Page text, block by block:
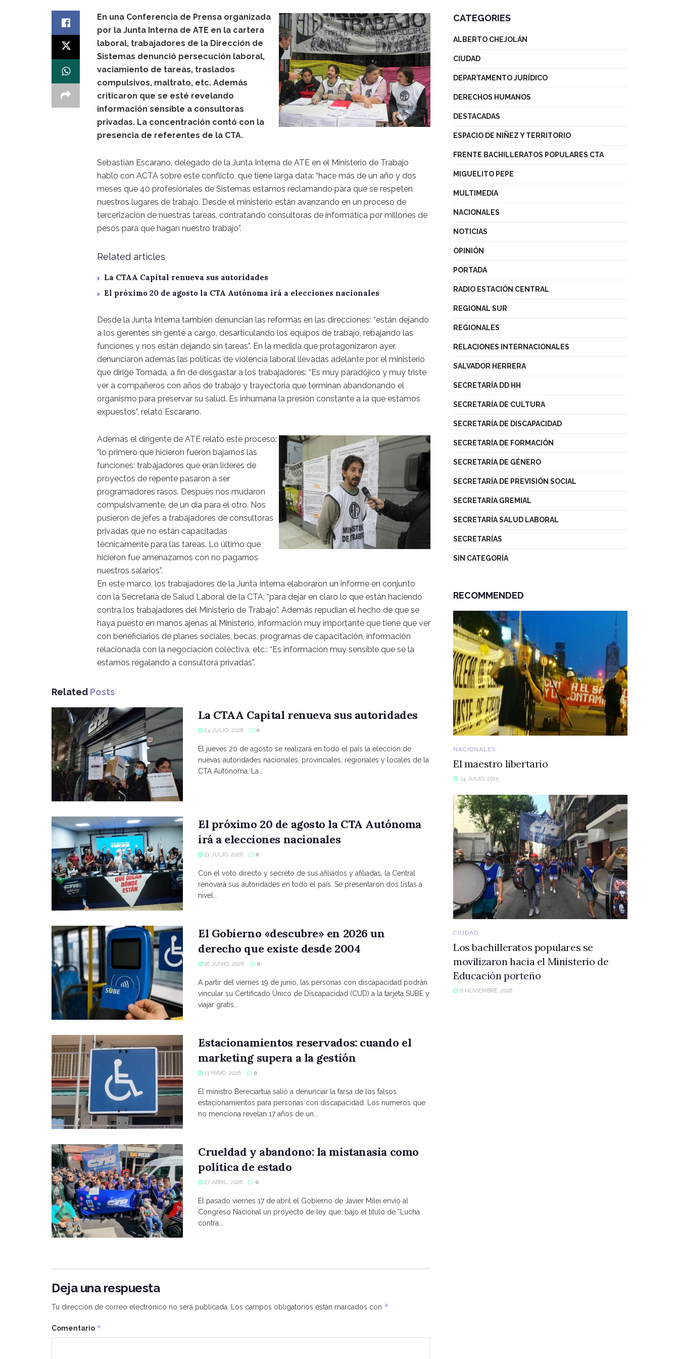
En una Conferencia de Prensa organizada
por la Junta Interna de ATE en la cartera
laboral, trabajadores de la Dirección de
Sistemas denunció persecución laboral,
vaciamiento de tareas, traslados
compulsivos, maltrato, etc. Además
criticaron que se esté revelando
información sensible a consultoras
privadas. La concentración contó con la
presencia de referentes de la CTA.
Sebastian Escarano, delegado de la Junta Interna de ATE en el Ministerio de Trabajo
habló con ACTA sobre este conflicto, que tiene larga data: “hace más de un año y dos
meses que 40 profesionales de Sistemas estamos reclamando para que se respeten
nuestros lugares de trabajo. Desde el ministerio están avanzando en un proceso de
tercerización de nuestras tareas, contratando consultoras de informática por millones de
pesos para que hagan nuestro trabajo”.
Related articles
La CTAA Capital renueva sus autoridades
El próximo 20 de agosto la CTA Autónoma irá a elecciones nacionales
Desde la Junta Interna también denuncian las reformas en las direcciones: “están dejando
a los gerentes sin gente a cargo, desarticulando los equipos de trabajo, rebajando las
funciones y nos están dejando sin tareas”. En la medida que protagonizaron ayer,
denunciaron además las políticas de violencia laboral llevadas adelante por el ministerio
que dirige Tomada, a fin de desgastar a los trabajadores: “Es muy paradójico y muy triste
ver a compañeros con años de trabajo y trayectoria que terminan abandonando el
organismo para preservar su salud. Es inhumana la presión constante a la que estamos
expuestos”, relató Escarano.
Además el dirigente de ATE relató este proceso:
“lo primero que hicieron fueron bajarnos las
funciones: trabajadores que eran lideres de
proyectos de repente pasaron a ser
programadores rasos. Después nos mudaron
compulsivamente, de un día para el otro. Nos
pusieron de jefes a trabajadores de consultoras
privadas que no están capacitadas
técnicamente para las tareas. Lo último que
hicieron fue amenazarnos con no pagarnos
nuestros salarios”.
En este marco, los trabajadores de la Junta Interna elaboraron un informe en conjunto
con la Secretaría de Salud Laboral de la CTA: “para dejar en claro lo que están haciendo
contra los trabajadores del Ministerio de Trabajo”. Además repudian el hecho de que se
haya puesto en manos ajenas al Ministerio, información muy importante que tiene que ver
con beneficiarios de planes sociales, becas, programas de capacitación, información
relacionada con la negociación colectiva, etc.: “Es información muy sensible que se la
estamos regalando a consultora privadas”.
Related Posts
La CTAA Capital renueva sus autoridades
24 JULIO, 2026 0
El jueves 20 de agosto se realizará en todo el país la elección de
nuevas autoridades nacionales, provinciales, regionales y locales de la
CTA Autónoma. La...
El próximo 20 de agosto la CTA Autónoma
irá a elecciones nacionales
21 JULIO, 2026 0
Con el voto directo y secreto de sus afiliados y afiliadas, la Central
renovará sus autoridades en todo el país. Se presentaron dos listas a
nivel...
El Gobierno «descubre» en 2026 un
derecho que existe desde 2004
16 JUNIO, 2026 0
A partir del viernes 19 de junio, las personas con discapacidad podrán
vincular su Certificado Único de Discapacidad (CUD) a la tarjeta SUBE y
viajar gratis...
Estacionamientos reservados: cuando el
marketing supera a la gestión
13 MAYO, 2026 0
El ministro Bereciartua salió a denunciar la farsa de los falsos
estacionamientos para personas con discapacidad. Los numeros que
no menciona revelan 17 años de un...
Crueldad y abandono: la mistanasia como
política de estado
27 ABRIL, 2026 0
El pasado viernes 17 de abril el Gobierno de Javier Milei envió al
Congreso Nacional un proyecto de ley que, bajo el título de “Lucha
contra...
Deja una respuesta
Tu dirección de correo electrónico no será publicada. Los campos obligatorios están marcados con *
Comentario *
CATEGORIES
ALBERTO CHEJOLÁN
CIUDAD
DEPARTAMENTO JURÍDICO
DERECHOS HUMANOS
DESTACADAS
ESPACIO DE NIÑEZ Y TERRITORIO
FRENTE BACHILLERATOS POPULARES CTA
MIGUELITO PEPE
MULTIMEDIA
NACIONALES
NOTICIAS
OPINIÓN
PORTADA
RADIO ESTACIÓN CENTRAL
REGIONAL SUR
REGIONALES
RELACIONES INTERNACIONALES
SALVADOR HERRERA
SECRETARÍA DD HH
SECRETARÍA DE CULTURA
SECRETARÍA DE DISCAPACIDAD
SECRETARÍA DE FORMACIÓN
SECRETARÍA DE GÉNERO
SECRETARÍA DE PREVISIÓN SOCIAL
SECRETARÍA GREMIAL
SECRETARÍA SALUD LABORAL
SECRETARÍAS
SIN CATEGORÍA
RECOMMENDED
NACIONALES
El maestro libertario
14 JULIO, 2015
CIUDAD
Los bachilleratos populares se
movilizaron hacia el Ministerio de
Educación porteño
6 NOVIEMBRE, 2018